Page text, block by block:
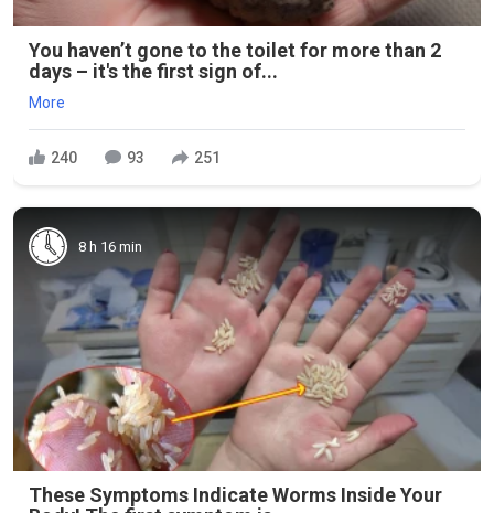
You haven’t gone to the toilet for more than 2
days – it's the first sign of...
More
240 93 251
8 h 16 min
These Symptoms Indicate Worms Inside Your